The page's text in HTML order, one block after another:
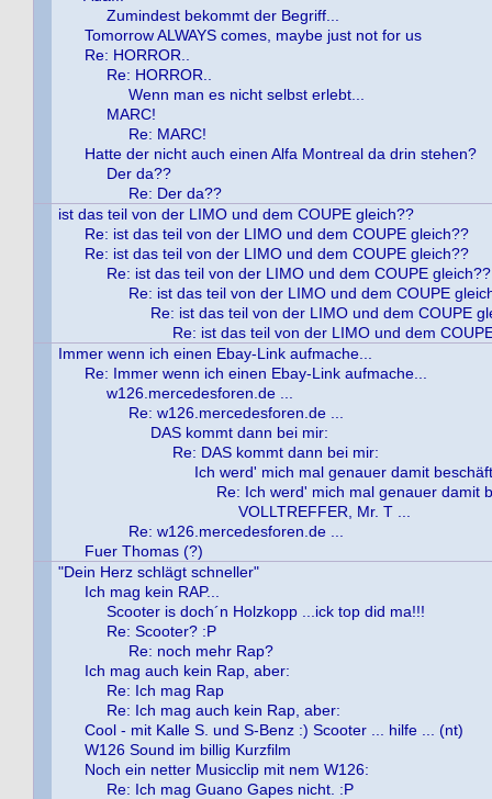
Zumindest bekommt der Begriff...
Tomorrow ALWAYS comes, maybe just not for us
Re: HORROR..
Re: HORROR..
Wenn man es nicht selbst erlebt...
MARC!
Re: MARC!
Hatte der nicht auch einen Alfa Montreal da drin stehen?
Der da??
Re: Der da??
ist das teil von der LIMO und dem COUPE gleich??
Re: ist das teil von der LIMO und dem COUPE gleich??
Re: ist das teil von der LIMO und dem COUPE gleich??
Re: ist das teil von der LIMO und dem COUPE gleich??
Re: ist das teil von der LIMO und dem COUPE
Re: ist das teil von der LIMO und dem COUPE
Re: ist das teil von der LIMO und dem
Immer wenn ich einen Ebay-Link aufmache...
Re: Immer wenn ich einen Ebay-Link aufmache...
w126.mercedesforen.de ...
Re: w126.mercedesforen.de ...
DAS kommt dann bei mir:
Re: DAS kommt dann bei mir:
Ich werd' mich mal genauer damit
Re: Ich werd' mich mal genauer damit
VOLLTREFFER, Mr. T ...
Re: w126.mercedesforen.de ...
Fuer Thomas (?)
"Dein Herz schlägt schneller"
Ich mag kein RAP...
Scooter is doch´n Holzkopp ...ick top did ma!!!
Re: Scooter? :P
Re: noch mehr Rap?
Ich mag auch kein Rap, aber:
Re: Ich mag Rap
Re: Ich mag auch kein Rap, aber:
Cool - mit Kalle S. und S-Benz :) Scooter ... hilfe ... (nt)
W126 Sound im billig Kurzfilm
Noch ein netter Musicclip mit nem W126:
Re: Ich mag Guano Gapes nicht. :P